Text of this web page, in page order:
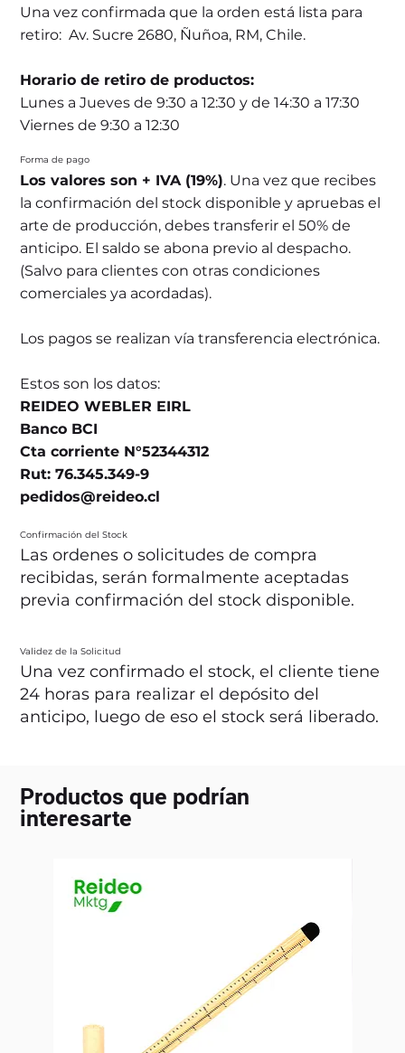
Una vez confirmada que la orden está lista para
retiro: Av. Sucre 2680, Ñuñoa, RM, Chile.
Horario de retiro de productos:
Lunes a Jueves de 9:30 a 12:30 y de 14:30 a 17:30
Viernes de 9:30 a 12:30
Forma de pago
Los valores son + IVA (19%). Una vez que recibes
la confirmación del stock disponible y apruebas el
arte de producción, debes transferir el 50% de
anticipo. El saldo se abona previo al despacho.
(Salvo para clientes con otras condiciones
comerciales ya acordadas).
Los pagos se realizan vía transferencia electrónica.
Estos son los datos:
REIDEO WEBLER EIRL
Banco BCI
Cta corriente N°52344312
Rut: 76.345.349-9
pedidos@reideo.cl
Confirmación del Stock
Las ordenes o solicitudes de compra
recibidas, serán formalmente aceptadas
previa confirmación del stock disponible.
Validez de la Solicitud
Una vez confirmado el stock, el cliente tiene
24 horas para realizar el depósito del
anticipo, luego de eso el stock será liberado.
Productos que podrían
interesarte